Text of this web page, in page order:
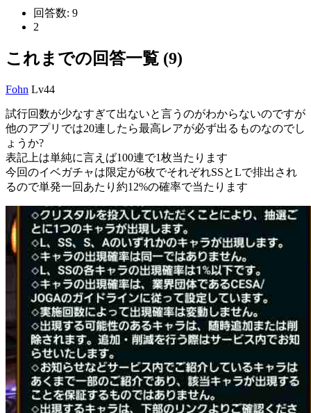
回答数: 9
2
これまでの回答一覧 (9)
Fohn Lv44
試行回数が少なすぎて出ないと言うのがわからないのですが
他のアプリでは20連したら最高レアが必ず出るものなのでし
ょうか?
表記上は単純に言えば100連で1枚当たります
今回のイベガチャは限定が6枚でそれぞれSSとLで排出され
るので単発一回あたり約12%の確率で当たります